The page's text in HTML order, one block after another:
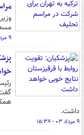
۹ مرداد ۰۳ - ۱۵:۴۲
داشت.
۹ مرداد ۰۳ - ۱۵:۳۸